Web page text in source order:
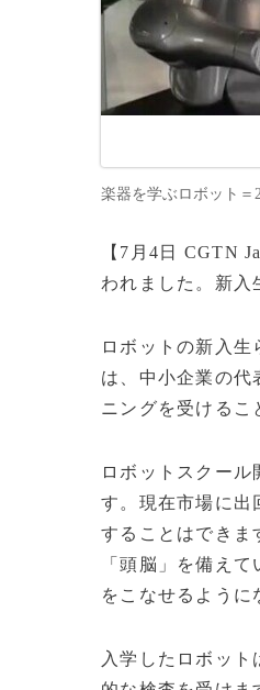
楽器を学ぶロボット＝
【7月4日 CGTN
われました。新入
ロボットの新入
は、中小企業の代
ニングを受けるこ
ロボットスクー
す。現在市場に出
することはできま
「頭脳」を備え
をこなせるように
入学したロボッ